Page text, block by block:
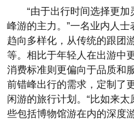
“由于出行时间选择更
峰游的主力。”一名业内人
趋向多样化，从传统的跟团
等。相比于年轻人在出游中
消费标准则更偏向于品质和
前错峰出行的需求，定制了
闲游的旅行计划。“比如来
些包括博物馆游在内的深度